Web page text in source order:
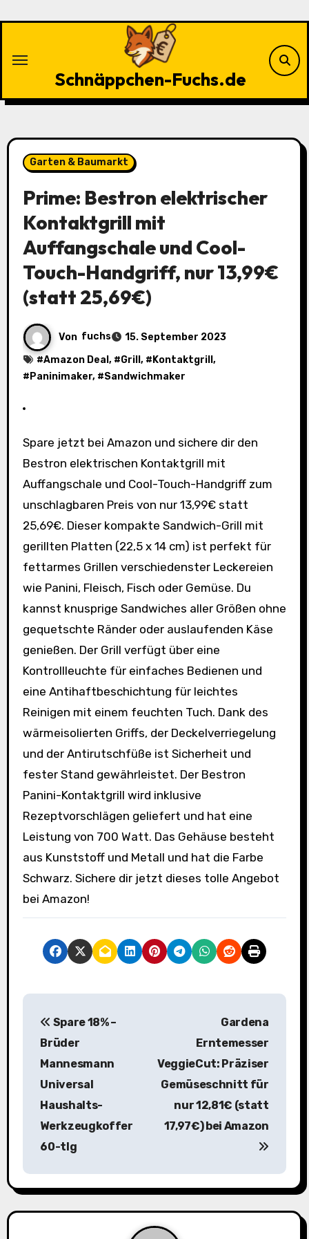
Schnäppchen-Fuchs.de
Garten & Baumarkt
Prime: Bestron elektrischer
Kontaktgrill mit
Auffangschale und Cool-
Touch-Handgriff, nur 13,99€
(statt 25,69€)
Von fuchs
15. September 2023
#Amazon Deal , #Grill , # Kontaktgrill ,
# Paninimaker, #Sandwichmaker
Spare jetzt bei Amazon und sichere dir den
Bestron elektrischen Kontaktgrill mit
Auffangschale und Cool-Touch-Handgriff zum
unschlagbaren Preis von nur 13,99€ statt
25,69€. Dieser kompakte Sandwich-Grill mit
gerillten Platten (22,5 x 14 cm) ist perfekt für
fettarmes Grillen verschiedenster Leckereien
wie Panini, Fleisch, Fisch oder Gemüse. Du
kannst knusprige Sandwiches aller Größen ohne
gequetschte Ränder oder auslaufenden Käse
genießen. Der Grill verfügt über eine
Kontrollleuchte für einfaches Bedienen und
eine Antihaftbeschichtung für leichtes
Reinigen mit einem feuchten Tuch. Dank des
wärmeisolierten Griffs, der Deckelverriegelung
und der Antirutschfüße ist Sicherheit und
fester Stand gewährleistet. Der Bestron
Panini-Kontaktgrill wird inklusive
Rezeptvorschlägen geliefert und hat eine
Leistung von 700 Watt. Das Gehäuse besteht
aus Kunststoff und Metall und hat die Farbe
Schwarz. Sichere dir jetzt dieses tolle Angebot
bei Amazon!
B
g
s
Spare 18% –
Brüder
Mannesmann
Universal
Haushalts-
Werkzeugkoffer
60-tlg
Gardena
Erntemesser
VeggieCut: Präziser
Gemüseschnitt für
nur 12,81€ (statt
17,97€) bei Amazon